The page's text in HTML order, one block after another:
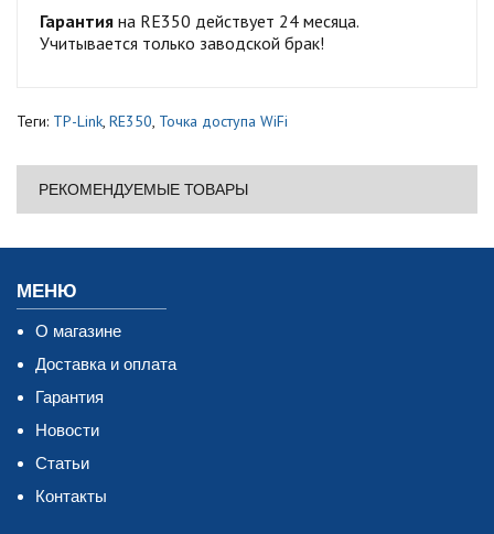
Гарантия на RE350 действует 24 месяца.
Учитывается только заводской брак!
Теги: TP-Link, RE350, Точка доступа WiFi
РЕКОМЕНДУЕМЫЕ ТОВАРЫ
МЕНЮ
О магазине
Доставка и оплата
Гарантия
Новости
Статьи
Контакты